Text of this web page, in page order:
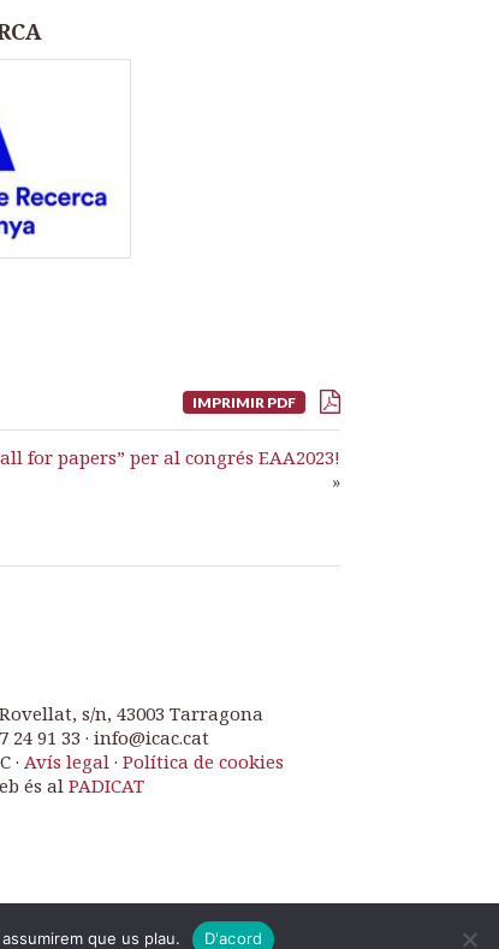
IMPRIMIR PDF
for papers” per al congrés EAA2023!
»
s/n, 43003 Tarragona
24 91 33 · info@icac.cat
· Avís legal ·Política de cookies
és alPADICAT
que us plau. D'acord